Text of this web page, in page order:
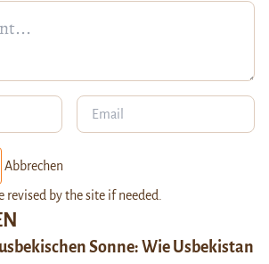
Sonne: Wie Usbekistan
Abbrechen
by the site if needed.